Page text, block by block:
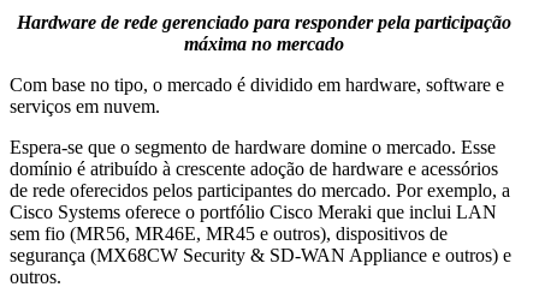
Hardware de rede gerenciado para responder pela participação
máxima no mercado
Com base no tipo, o mercado é dividido em hardware, software e
serviços em nuvem.
Espera-se que o segmento de hardware domine o mercado. Esse
domínio é atribuído à crescente adoção de hardware e acessórios
de rede oferecidos pelos participantes do mercado. Por exemplo, a
Cisco Systems oferece o portfólio Cisco Meraki que inclui LAN
sem fio (MR56, MR46E, MR45 e outros), dispositivos de
segurança (MX68CW Security & SD-WAN Appliance e outros) e
outros.